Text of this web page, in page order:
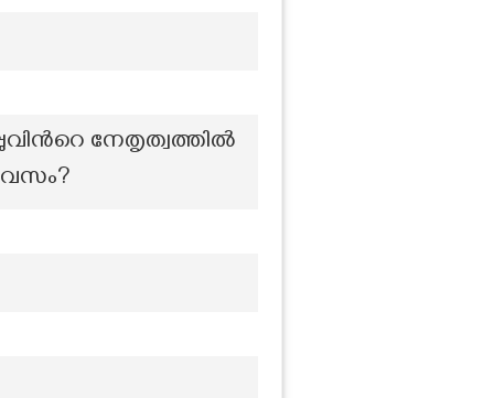
നേതൃത്വത്തിൽ